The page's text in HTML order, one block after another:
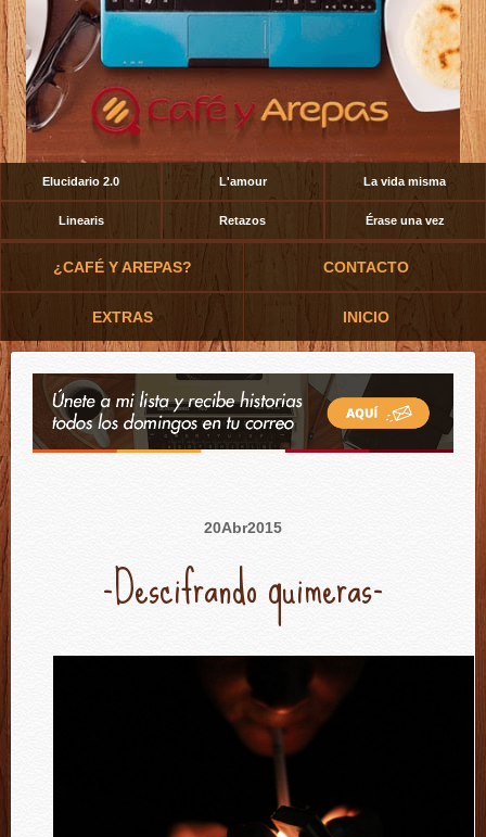
Elucidario 2.0 L'amour La vida misma
Linearis Retazos Érase una vez
¿CAFÉ Y AREPAS? CONTACTO
EXTRAS INICIO
20Abr2015
-Descifrando quimeras-